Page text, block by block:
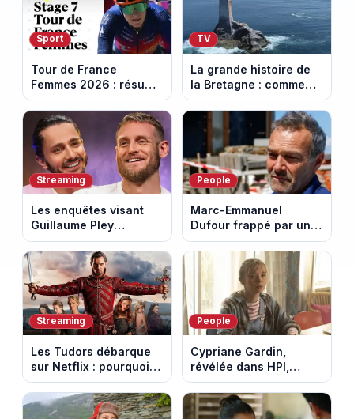
Sport
Tour de France
Femmes 2026 : résumé
vidéo de la 7e étape
avec l'ascension du
Mont Ventoux
TV
La grande histoire de
la Bretagne : comment
les Bretons ont
défendu leur culture
au fil des décennies
Streaming
Les enquêtes visant
Guillaume Pley
poussent Ragnar Le
Breton à quitter la
tournée Legend
People
Marc-Emmanuel
Dufour frappé par un
terrible incendie : son
chalet part en fumée
Streaming
Les Tudors débarque
sur Netflix : pourquoi la
série n’a rien perdu de
son pouvoir
People
Cypriane Gardin,
révélée dans HPI,
lance une cagnotte
après des difficultés
financières